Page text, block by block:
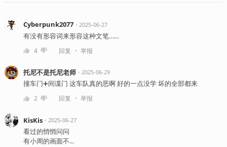
Cyberpunk2077・ 2025-06-27
有没有形容词来形容这种文笔……
4 回复 ・ 举报
托尼不是托尼老师・ 2025-06-29
撞车门➕间谍门 这车队真的恶啊 好的一点没学 坏的全部都来
2 回复 ・ 举报
KisKis・ 2025-06-27
看过的悄悄问问
有小周的画面不...